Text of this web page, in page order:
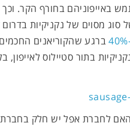
באייפוניהם בחורף הקר.
סוג מסוים של נקניקיות בדרום
ברגע שהקוריאנים
בתור סטיילוס לאייפון,
לחברת אפל יש חלק בחברת